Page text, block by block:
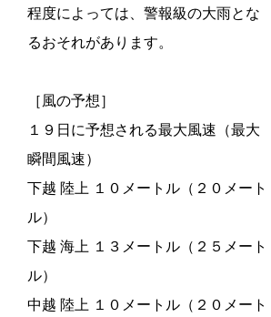
程度によっては、警報級の大雨とな
るおそれがあります。
［風の予想］
１９日に予想される最大風速（最大
瞬間風速）
下越 陸上 １０メートル（２０メート
ル）
下越 海上 １３メートル（２５メート
ル）
中越 陸上 １０メートル（２０メート